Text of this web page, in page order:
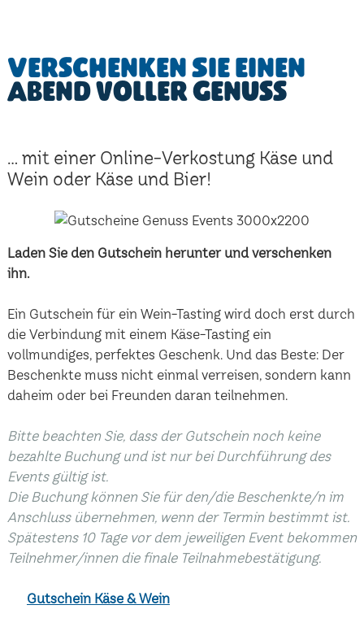
Verschenken Sie einen
Abend voller Genuss
... mit einer Online-Verkostung Käse und
Wein oder Käse und Bier!
Laden Sie den Gutschein herunter und verschenken
ihn.
Ein Gutschein für ein Wein-Tasting wird doch erst durch
die Verbindung mit einem Käse-Tasting ein
vollmundiges, perfektes Geschenk. Und das Beste: Der
Beschenkte muss nicht einmal verreisen, sondern kann
daheim oder bei Freunden daran teilnehmen.
Bitte beachten Sie, dass der Gutschein noch keine
bezahlte Buchung und ist nur bei Durchführung des
Events gültig ist.
Die Buchung können Sie für den/die Beschenkte/n im
Anschluss übernehmen, wenn der Termin bestimmt ist.
Spätestens 10 Tage vor dem jeweiligen Event bekommen
Teilnehmer/innen die finale Teilnahmebestätigung.
Gutschein Käse & Wein